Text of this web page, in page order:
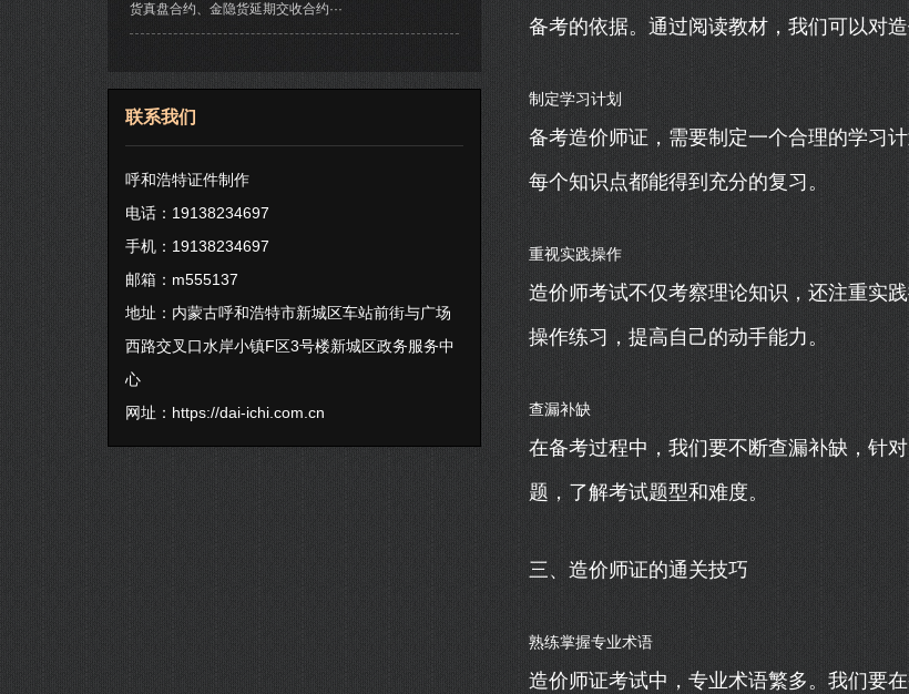
货真盘合约、金隐货延期交收合约···
联系我们
呼和浩特证件制作
电话：19138234697
手机：19138234697
邮箱：m555137
地址：内蒙古呼和浩特市新城区车站前街与广场
西路交叉口水岸小镇F区3号楼新城区政务服务中
心
网址： https://dai-ichi.com.cn
备考的依据。通过阅读教材，我们可以对
制定学习计划
备考造价师证，需要制定一个合理的学习
每个知识点都能得到充分的复习。
重视实践操作
造价师考试不仅考察理论知识，还注重实
操作练习，提高自己的动手能力。
查漏补缺
在备考过程中，我们要不断查漏补缺，针
题，了解考试题型和难度。
三、造价师证的通关技巧
熟练掌握专业术语
造价师证考试中，专业术语繁多。我们要